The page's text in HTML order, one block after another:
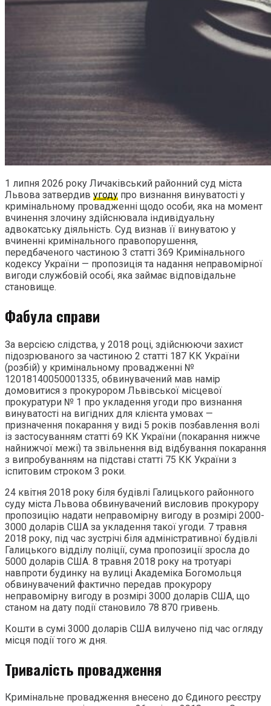
1 липня 2026 року Личаківський районний суд міста
Львова затвердив угоду про визнання винуватості у
кримінальному провадженні щодо особи, яка на момент
вчинення злочину здійснювала індивідуальну
адвокатську діяльність. Суд визнав її винуватою у
вчиненні кримінального правопорушення,
передбаченого частиною 3 статті 369 Кримінального
кодексу України — пропозиція та надання неправомірної
вигоди службовій особі, яка займає відповідальне
становище.
Фабула справи
За версією слідства, у 2018 році, здійснюючи захист
підозрюваного за частиною 2 статті 187 КК України
(розбій) у кримінальному провадженні №
12018140050001335, обвинувачений мав намір
домовитися з прокурором Львівської місцевої
прокуратури № 1 про укладення угоди про визнання
винуватості на вигідних для клієнта умовах —
призначення покарання у виді 5 років позбавлення волі
із застосуванням статті 69 КК України (покарання нижче
найнижчої межі) та звільнення від відбування покарання
з випробуванням на підставі статті 75 КК України з
іспитовим строком 3 роки.
24 квітня 2018 року біля будівлі Галицького районного
суду міста Львова обвинувачений висловив прокурору
пропозицію надати неправомірну вигоду в розмірі 2000-
3000 доларів США за укладення такої угоди. 7 травня
2018 року, під час зустрічі біля адміністративної будівлі
Галицького відділу поліції, сума пропозиції зросла до
5000 доларів США. 8 травня 2018 року на тротуарі
навпроти будинку на вулиці Академіка Богомольця
обвинувачений фактично передав прокурору
неправомірну вигоду в розмірі 3000 доларів США, що
станом на дату події становило 78 870 гривень.
Кошти в сумі 3000 доларів США вилучено під час огляду
місця події того ж дня.
Тривалість провадження
Кримінальне провадження внесено до Єдиного реєстру